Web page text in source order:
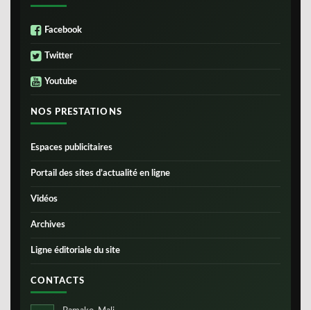
Facebook
Twitter
Youtube
NOS PRESTATIONS
Espaces publicitaires
Portail des sites d’actualité en ligne
Vidéos
Archives
Ligne éditoriale du site
CONTACTS